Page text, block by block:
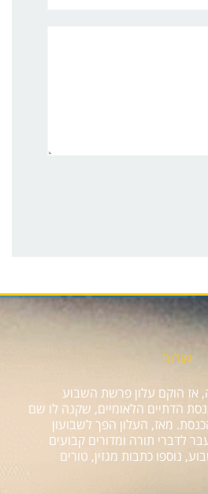
אודות
לפני 25 שנה, אז הוקם עלון פרשת השבוע
הדתיים הלאומיים, שקנה לו שם
מאז, העלון הפך לשבועון
לדברי תורה ומדורים קבועים
נוספו כתבות מגזין, טורים